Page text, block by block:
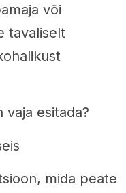
või
tavaliselt
esitada?
mida peate